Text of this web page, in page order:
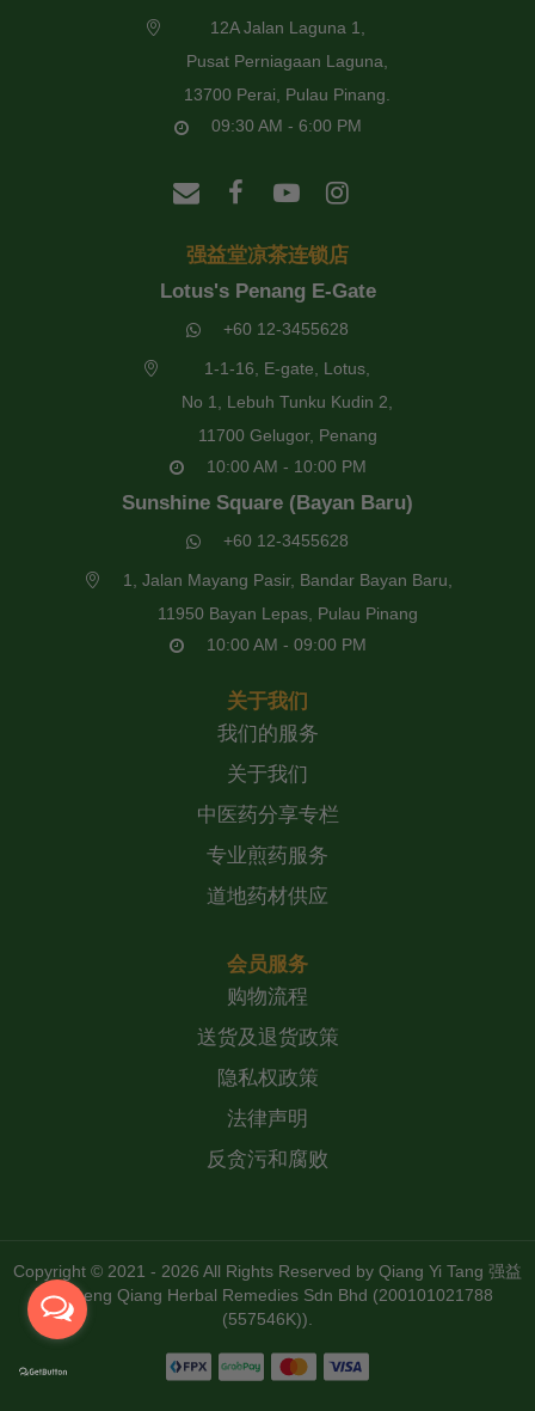
12A Jalan Laguna 1,
Pusat Perniagaan Laguna,
13700 Perai, Pulau Pinang.
09:30 AM - 6:00 PM
强益堂凉茶连锁店
Lotus's Penang E-Gate
+60 12-3455628
1-1-16, E-gate, Lotus,
No 1, Lebuh Tunku Kudin 2,
11700 Gelugor, Penang
10:00 AM - 10:00 PM
Sunshine Square (Bayan Baru)
+60 12-3455628
1, Jalan Mayang Pasir, Bandar Bayan Baru,
11950 Bayan Lepas, Pulau Pinang
10:00 AM - 09:00 PM
关于我们
我们的服务
关于我们
中医药分享专栏
专业煎药服务
道地药材供应
会员服务
购物流程
送货及退货政策
隐私权政策
法律声明
反贪污和腐败
Copyright © 2021 - 2026 All Rights Reserved by Qiang Yi Tang 强益
堂 Zheng Qiang Herbal Remedies Sdn Bhd (200101021788
(557546K))